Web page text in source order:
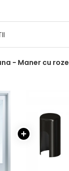
- Maner cu